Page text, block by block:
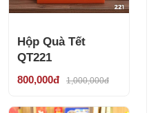
Hộp Quà Tết
QT221
800,000đ 1,000,000đ